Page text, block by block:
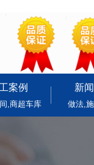
案例
,商超车库
新
做法,